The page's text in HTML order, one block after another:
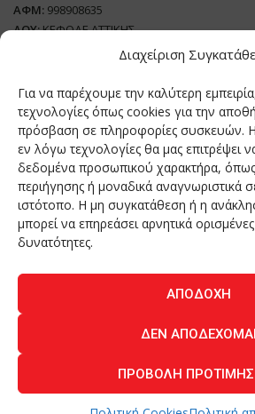
Διαχείριση
Για να παρέχουμε την καλύτερη
τεχνολογίες όπως cookies για την
πρόσβαση σε πληροφορίες συσκευών. Η
εν λόγω τεχνολογίες θα μας επιτρέψει
δεδομένα προσωπικού χαρακτήρα,
περιήγησης ή μοναδικά αναγνωριστικά
ιστότοπο. Η μη συγκατάθεση ή η
μπορεί να επηρεάσει αρνητικά ορισμένες
δυνατότητες.
ΑΠΟΔΟΧΉ
ΔΕΝ ΑΠΟΔΈΧΟΜΑΙ
ΠΡΟΒΟΛΉ
ΑΦΜ: 998908635
ΔΟΥ:ΚΕΦΟΔΕ ΑΤΤΙΚΗΣ
Όνομα Ιδιοκτήτη και Νόμιμο Πρόσωπο:
Διευθυντής Σύνταξης:Ευθυμιάτου Μαίρη
Domain:grillmagazine.gr
Δικαιούχος Domain:Θεόδωρος
Διευθυντής:Θεόδωρος Δημητριάδης
Διαχειριστής:Θεόδωρος Δημητριάδης
Δήλωση Συμμόρφωσης
Αριθμός Πιστοποίησης Μ.Η.Τ.:
ΑΝΘΡΩΠΟΙ
ΠΕΡΙΟΔΙΚΟ
© 2026 - All Rights
Powered byBYTE A